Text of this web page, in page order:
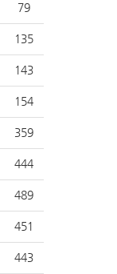
79
135
143
154
359
444
489
451
443